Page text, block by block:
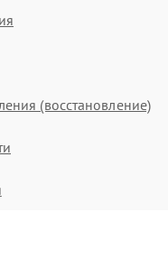
(восстановление)